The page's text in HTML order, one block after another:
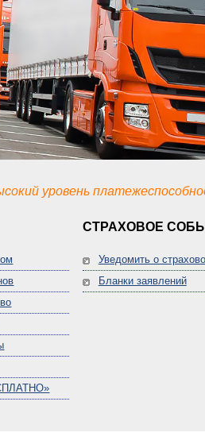
уровень
СТРАХОВОЕ
Уведомить о
Бланки заявлений